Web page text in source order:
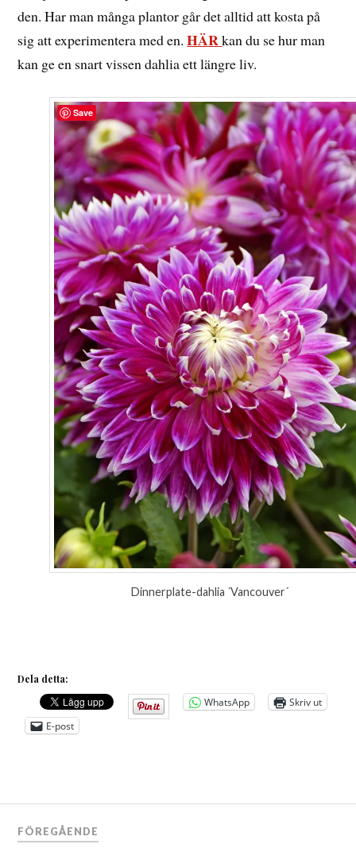
den. Har man många plantor går det alltid att kosta på
sig att experimentera med en.HÄRkan du se hur man
kan ge en snart vissen dahlia ett längre liv.
Dinnerplate-dahlia ´Vancouver´
Dela detta:
WhatsApp
Skriv ut
E-post
Inläggsnavigering
FÖREGÅENDE
Save